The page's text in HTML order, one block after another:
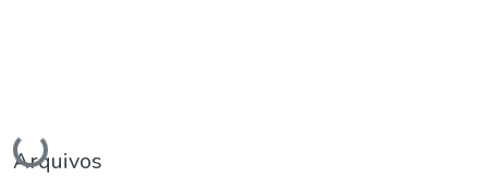
Carregando...
Arquivos